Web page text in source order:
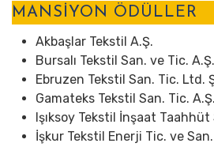
MANSİYON ÖDÜLLER
Akbaşlar Tekstil A.Ş.
Bursalı Tekstil San. ve Tic. A.Ş.
Ebruzen Tekstil San. Tic. Ltd.
Gamateks Tekstil San. Tic. A.Ş.
Işıksoy Tekstil İnşaat Taahhüt
İşkur Tekstil Enerji Tic. ve San.